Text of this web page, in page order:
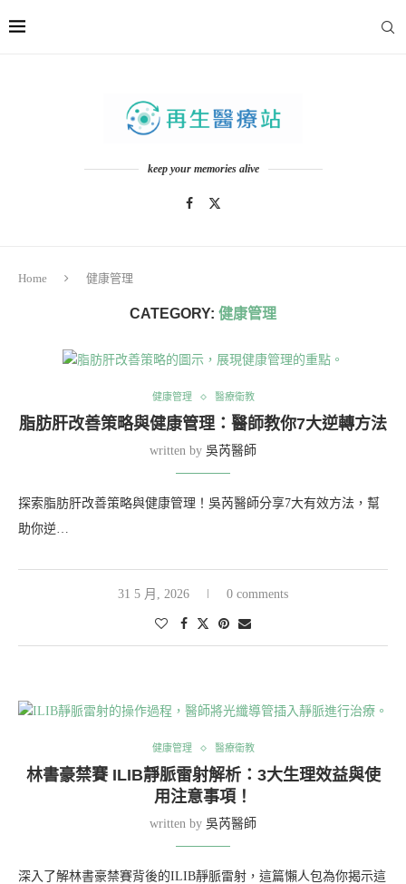
keep your memories alive
Home 健康管理
CATEGORY: 健康管理
健康管理 醫療衛教
脂肪肝改善策略與健康管理：醫師教你7大逆轉方法
written by 吳芮醫師
探索脂肪肝改善策略與健康管理！吳芮醫師分享7大有效方法，幫
助你逆…
31 5 月, 2026 0 comments
健康管理 醫療衛教
林書豪禁賽 ILIB靜脈雷射解析：3大生理效益與使
用注意事項！
written by 吳芮醫師
深入了解林書豪禁賽背後的ILIB靜脈雷射，這篇懶人包為你揭示這